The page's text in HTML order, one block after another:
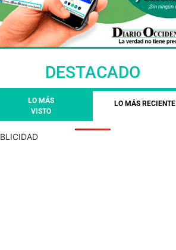
DESTACADO
LO MÁS
VISTO
LO MÁS RECIENTE